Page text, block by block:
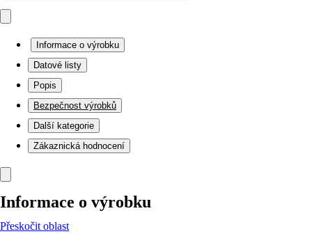
Informace o výrobku
Datové listy
Popis
Bezpečnost výrobků
Další kategorie
Zákaznická hodnocení
Informace o výrobku
Přeskočit oblast